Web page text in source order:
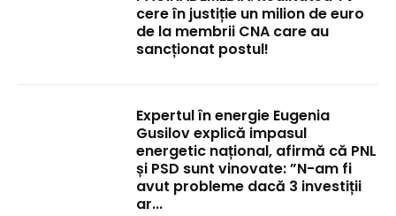
cere în justiție un milion de euro
de la membrii CNA care au
sancționat postul!
Expertul în energie Eugenia
Gusilov explică impasul
energetic național, afirmă că PNL
și PSD sunt vinovate: ”N-am fi
avut probleme dacă 3 investiții
ar...